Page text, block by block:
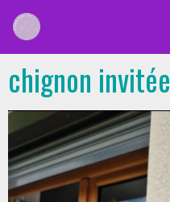
chignon invitée